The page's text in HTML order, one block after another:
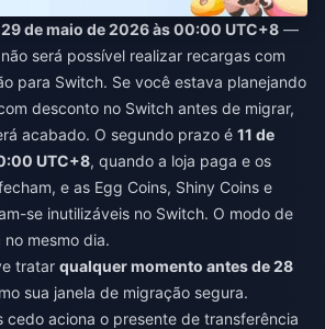
29 de maio de 2026 às 00:00 UTC+8 —
será possível realizar recargas com
para Switch. Se você estava planejando
desconto no Switch antes de migrar,
acabado. O segundo prazo é 11 de
UTC+8, quando a loja paga e os
e as Egg Coins, Shiny Coins e
se inutilizáveis no Switch. O modo de
mesmo dia.
tratar qualquer momento antes de 28
sua janela de migração segura.
cedo aciona o presente de transferência